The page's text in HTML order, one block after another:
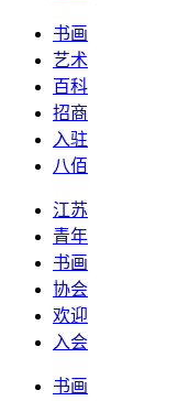
书画
艺术
百科
招商
入驻
八佰
江苏
青年
书画
协会
欢迎
入会
书画